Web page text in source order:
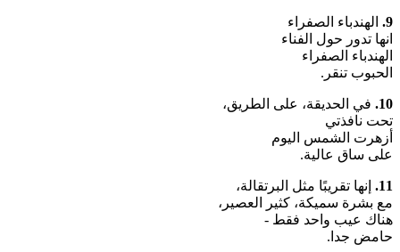
9.
الهندباء الصفراء
انها تدور حول الفناء
الهندباء الصفراء
الحبوب تنقر.
10. في الحديقة، على الطريق،
تحت نافذتي
أزهرت الشمس اليوم
على ساق عالية.
11.
إنها تقريبًا مثل البرتقالة،
مع بشرة سميكة، كثير العصير،
هناك عيب واحد فقط -
حامض جدا.